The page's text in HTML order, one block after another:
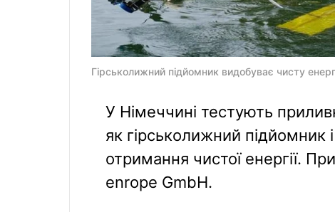
Гірськолижний підйомник видобуває чисту
У Німеччині тестують
як гірськолижний підйомник
отримання чистої енергії.
enrope GmbH.